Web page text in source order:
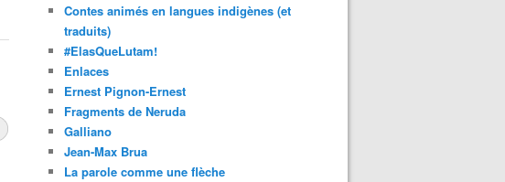
Contes animés en langues indigènes (et
traduits)
#ElasQueLutam!
Enlaces
Ernest Pignon-Ernest
Fragments de Neruda
Galliano
Jean-Max Brua
La parole comme une flèche